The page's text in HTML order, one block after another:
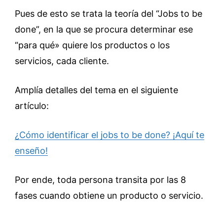
Pues de esto se trata la teoría del “Jobs to be
done”, en la que se procura determinar ese
“para qué» quiere los productos o los
servicios, cada cliente.
Amplía detalles del tema en el siguiente
artículo:
¿Cómo identificar el jobs to be done? ¡Aquí te
enseño!
Por ende, toda persona transita por las 8
fases cuando obtiene un producto o servicio.